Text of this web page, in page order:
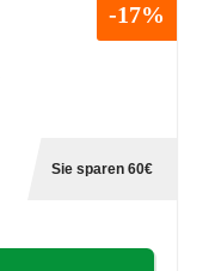
-17%
Sie sparen 60€